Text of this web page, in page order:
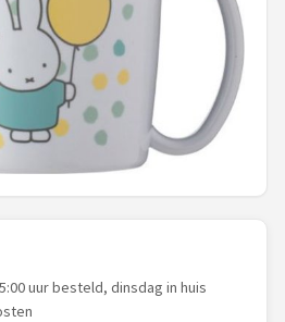
uur besteld, dinsdag in huis